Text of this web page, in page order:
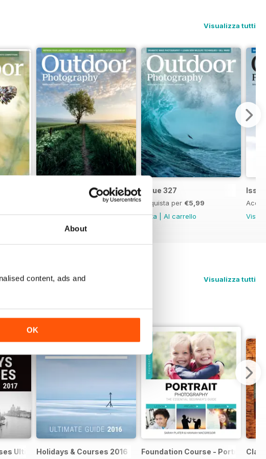
About
content, ads and
OK
Visualizza tutti
Vista|Al carrello
Issue 327
Acquista per €5,99
Vista
Al carrello
Vista
Visualizza tutti
Ultimate Guide 2017
Holidays & Courses 2016 Foundation Course - Portrait